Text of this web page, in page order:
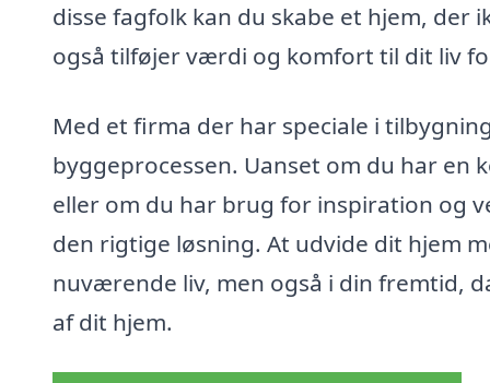
disse fagfolk kan du skabe et hjem,
også tilføjer værdi og komfort til dit liv
Med et firma der har speciale i
byggeprocessen. Uanset om du har en
eller om du har brug for inspiration og
den rigtige løsning. At udvide dit hjem
nuværende liv, men også i din fremtid,
af dit hjem.